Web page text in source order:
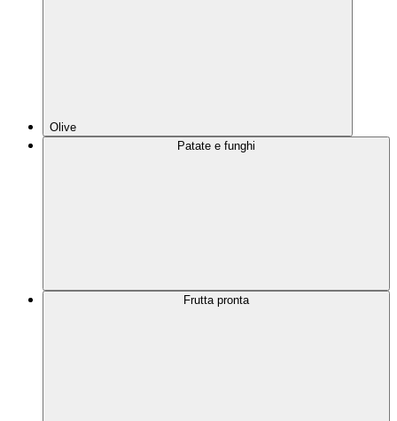
Olive
Patate e funghi
Frutta pronta